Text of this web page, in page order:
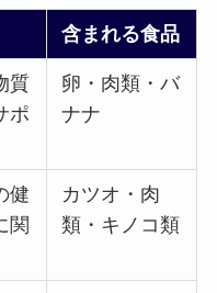
含まれる食品
質
ポ
卵・肉類・バ
ナナ
健
関
カツオ・肉
類・キノコ類